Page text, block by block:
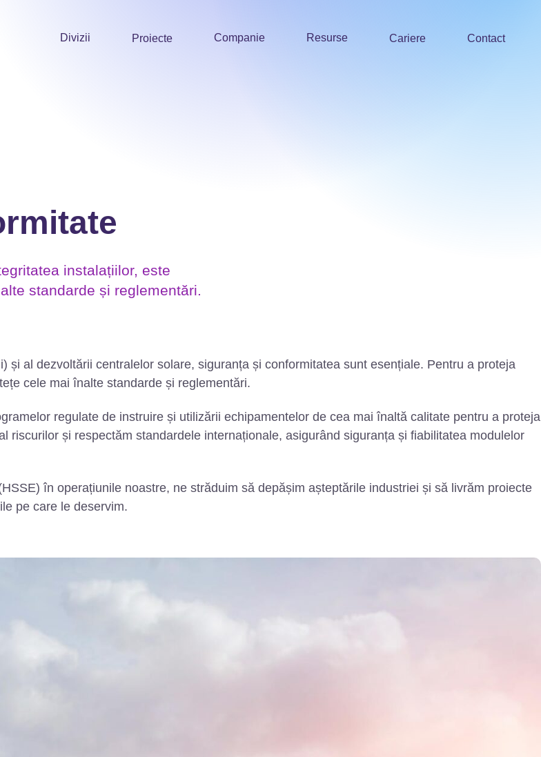
Divizii Proiecte Companie Resurse Cariere Contact
instalațiilor, este
standarde și reglementări.
al dezvoltării centralelor solare, siguranța și conformitatea sunt esențiale. Pentru a proteja
cele mai înalte standarde și reglementări.
regulate de instruire și utilizării echipamentelor de cea mai înaltă calitate pentru a proteja
riscurilor și respectăm standardele internaționale, asigurând siguranța și fiabilitatea modulelor
în operațiunile noastre, ne străduim să depășim așteptările industriei și să livrăm proiecte
pe care le deservim.